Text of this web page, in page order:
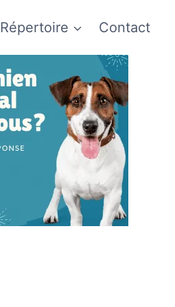
Répertoire Contact